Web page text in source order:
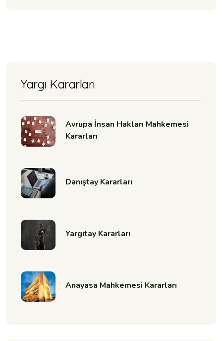
Yargı Kararları
Avrupa İnsan Hakları Mahkemesi
Kararları
Danıştay Kararları
Yargıtay Kararları
Anayasa Mahkemesi Kararları